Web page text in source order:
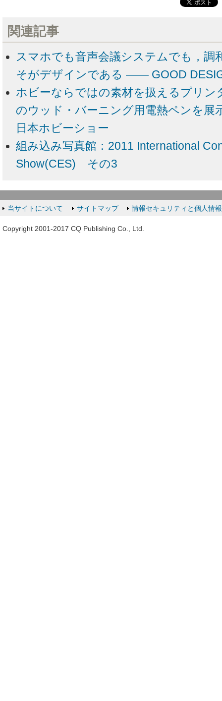
関連記事
スマホでも音声会議システムでも，調
そがデザインである ―― GOOD
ホビーならではの素材を扱えるプリン
のウッド・バーニング用電熱ペンを
日本ホビーショー
組み込み写真館：2011 International
Show(CES) その3
当サイトについて サイトマップ 情報セキュリティと個人情
Copyright 2001-2017 CQ Publishing Co., Ltd.